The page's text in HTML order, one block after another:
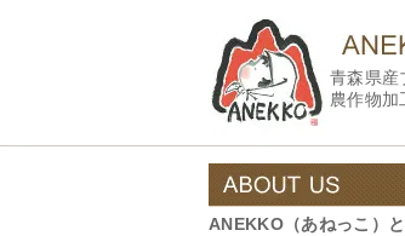
青森県産
農作物加
ANEKKO（あねっこ）と